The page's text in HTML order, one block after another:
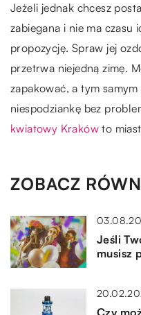
Jeżeli jednak chcesz
zabiegana i nie ma
propozycję. Spraw jej
przetrwa niejedną zimę.
zapakować, a tym
niespodziankę bez
kwiatowy Kraków to
ZOBACZ
Jeśli
musisz